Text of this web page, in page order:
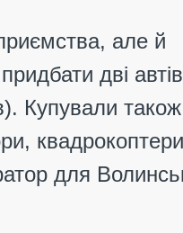
але й
дві
Купували також
для